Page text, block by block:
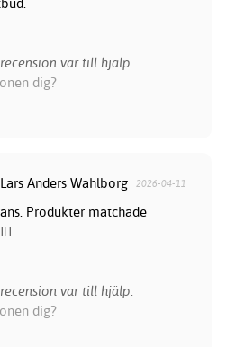
var till hjälp.
dig?
Anders Wahlborg 2026-04-11
Produkter matchade
var till hjälp.
dig?